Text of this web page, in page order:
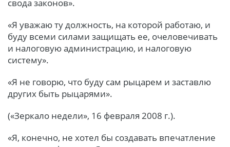
свода законов».
«Я уважаю ту должность, на которой работаю, и
буду всеми силами защищать ее, очеловечивать
и налоговую администрацию, и налоговую
систему».
«Я не говорю, что буду сам рыцарем и заставлю
других быть рыцарями».
(«Зеркало недели», 16 февраля 2008 г.).
«Я, конечно, не хотел бы создавать впечатление